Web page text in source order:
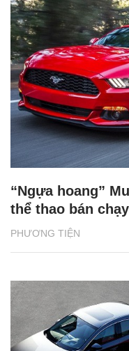
PHƯƠNG TIỆN
“Ngựa hoang”
thể thao bán